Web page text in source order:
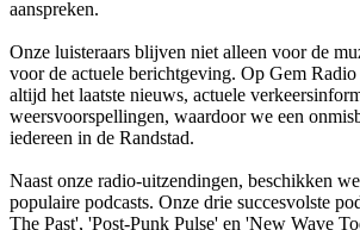
aanspreken.
Onze luisteraars blijven niet alleen voor de
voor de actuele berichtgeving. Op Gem
altijd het laatste nieuws, actuele
weersvoorspellingen, waardoor we een
iedereen in de Randstad.
Naast onze radio-uitzendingen, beschikken
populaire podcasts. Onze drie succesvolste
The Past', 'Post-Punk Pulse' en 'New Wave